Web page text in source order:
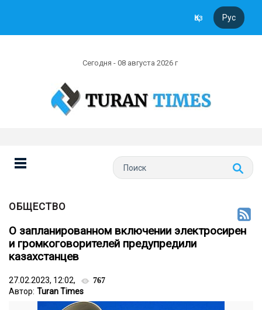
Қаз Рус
Сегодня - 08 августа 2026 г
ОБЩЕСТВО
О запланированном включении электросирен
и громкоговорителей предупредили
казахстанцев
27.02.2023, 12:02, 767
Автор: Turan Times